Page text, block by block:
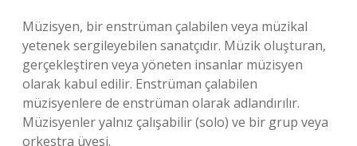
Müzisyen, bir enstrüman çalabilen veya müzikal
yetenek sergileyebilen sanatçıdır. Müzik oluşturan,
gerçekleştiren veya yöneten insanlar müzisyen
olarak kabul edilir. Enstrüman çalabilen
müzisyenlere de enstrüman olarak adlandırılır.
Müzisyenler yalnız çalışabilir (solo) ve bir grup veya
orkestra üyesi.